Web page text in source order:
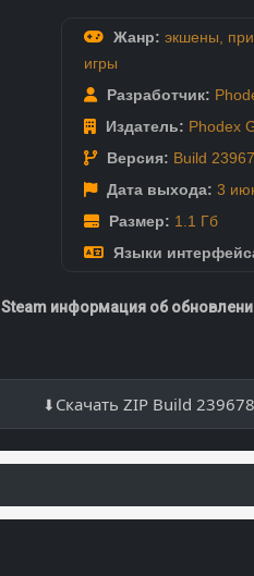
Жанр: экшены,
игры
Разработчик:
Издатель: Phodex
Версия: Build
Дата выхода: 3
Размер: 1.1 Гб
Языки
Steam информация об
Скачать ZIP Build